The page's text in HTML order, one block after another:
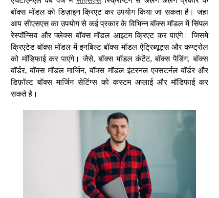
बॉक्स मॉडल को डिज़ाइन क्रिएट कर उपयोग किया जा सकता है। जहा
आप सीएसएस का उपयोग से कई प्रकार के विभिन्न बॉक्स मॉडल में सिंपल
रेस्पॉन्सिव और फ्लेक्स बॉक्स मॉडल आइटम क्रिएट कर पाएंगे। जिसमे
क्रिएटेड बॉक्स मॉडल में इनबिल्ट बॉक्स मॉडल ऐट्रिब्यूट्स और कण्ट्रोल
को मॉडिफाई कर पाएंगे। जैसे, बॉक्स मॉडल कंटेंट, बॉक्स पैडिंग, बॉक्स
बॉर्डर, बॉक्स मॉडल मार्जिन, बॉक्स मॉडल इंटरनल एक्सटर्नल बॉर्डर और
डिफ़ॉल्ट बॉक्स मार्जिन सेटिंग्स को कस्टम अप्लाई और मॉडिफाई कर
सकते है।